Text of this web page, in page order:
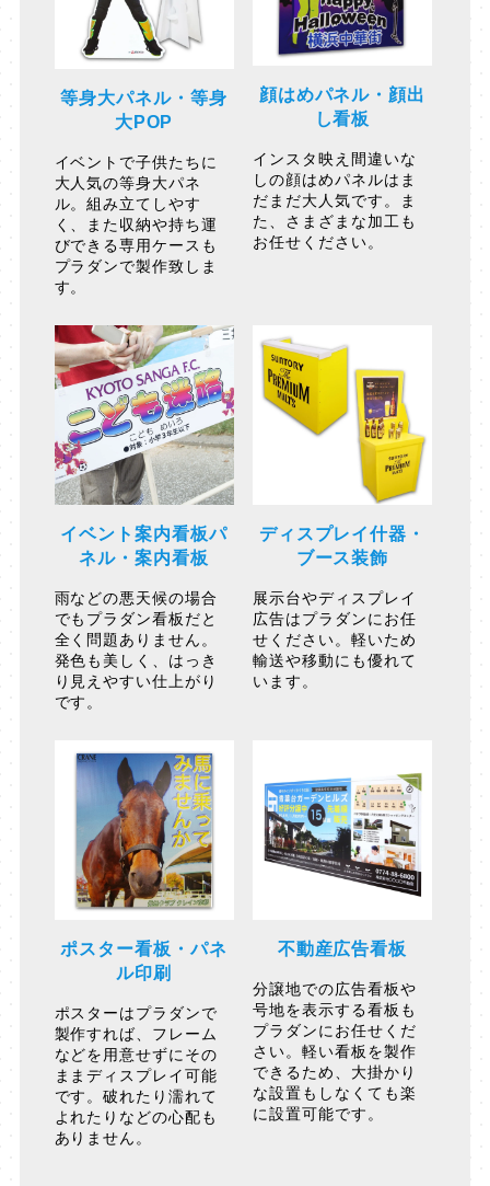
等身大パネル・等身
大POP
イベントで子供たちに
大人気の等身大パネ
ル。組み立てしやす
く、また収納や持ち運
びできる専用ケースも
プラダンで製作致しま
す。
顔はめパネル・顔出
し看板
インスタ映え間違いな
しの顔はめパネルはま
だまだ大人気です。ま
た、さまざまな加工も
お任せください。
イベント案内看板パ
ネル・案内看板
雨などの悪天候の場合
でもプラダン看板だと
全く問題ありません。
発色も美しく、はっき
り見えやすい仕上がり
です。
ディスプレイ什器・
ブース装飾
展示台やディスプレイ
広告はプラダンにお任
せください。軽いため
輸送や移動にも優れて
います。
ポスター看板・パネ
ル印刷
ポスターはプラダンで
製作すれば、フレーム
などを用意せずにその
ままディスプレイ可能
です。破れたり濡れて
よれたりなどの心配も
ありません。
不動産広告看板
分譲地での広告看板や
号地を表示する看板も
プラダンにお任せくだ
さい。軽い看板を製作
できるため、大掛かり
な設置もしなくても楽
に設置可能です。